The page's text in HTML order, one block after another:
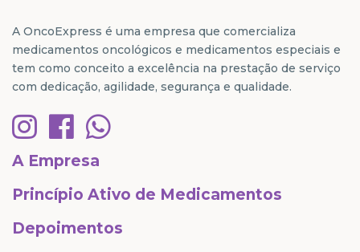
A OncoExpress é uma empresa que comercializa
medicamentos oncológicos e medicamentos especiais e
tem como conceito a excelência na prestação de serviço
com dedicação, agilidade, segurança e qualidade.
A Empresa
Princípio Ativo de Medicamentos
Depoimentos